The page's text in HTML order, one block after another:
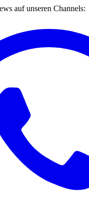
auf unseren Channels: